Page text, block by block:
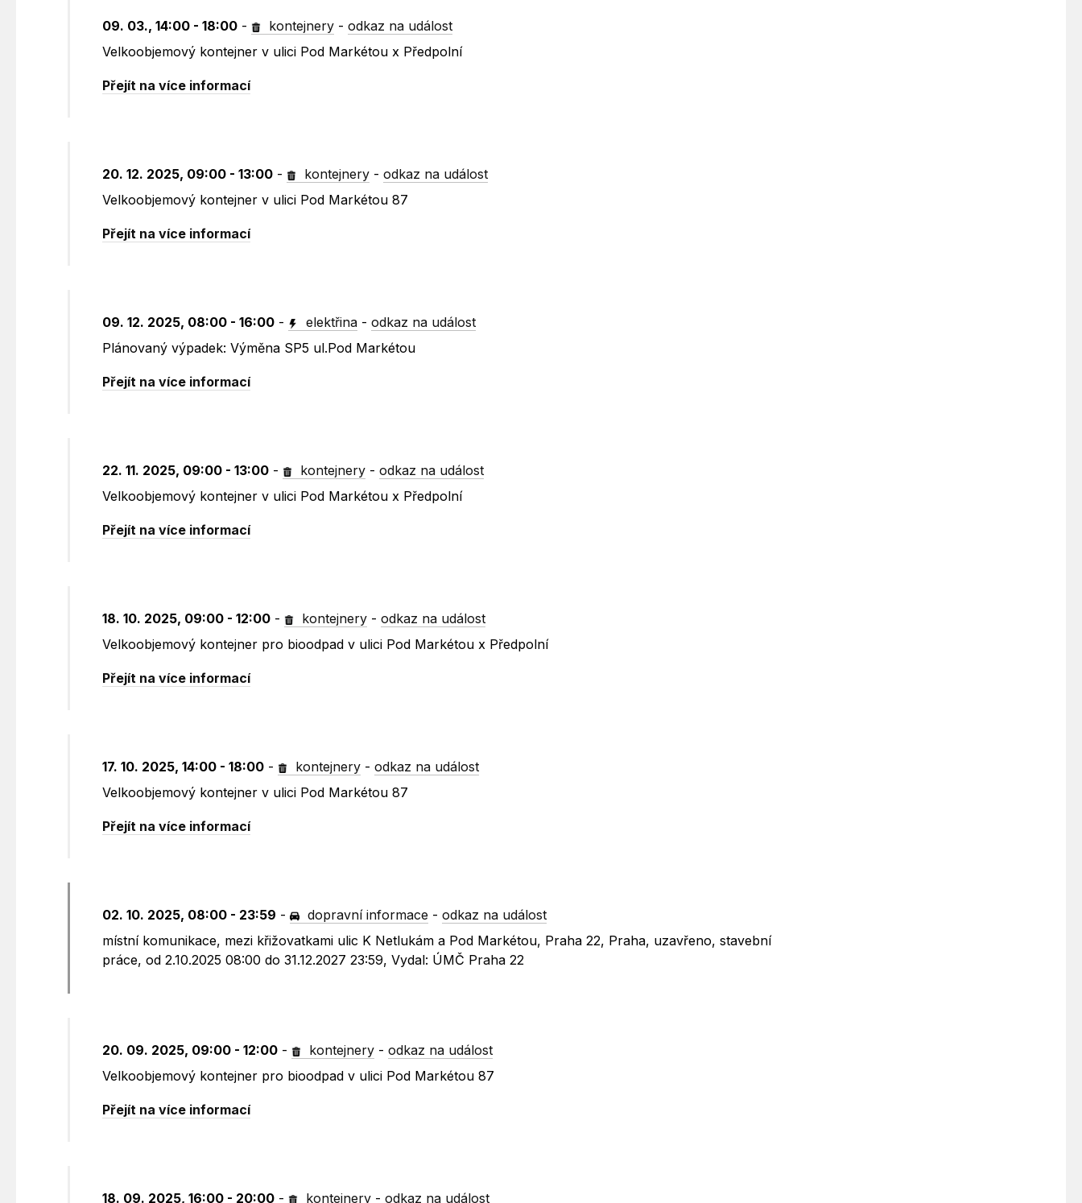
09. 03., 14:00 - 18:00 - kontejnery -odkaz na událost
Velkoobjemový kontejner v ulici Pod Markétou x Předpolní
Přejít na více informací
20. 12. 2025, 09:00 - 13:00 - kontejnery -odkaz na událost
Velkoobjemový kontejner v ulici Pod Markétou 87
Přejít na více informací
09. 12. 2025, 08:00 - 16:00 - elektřina -odkaz na událost
Plánovaný výpadek: Výměna SP5 ul.Pod Markétou
Přejít na více informací
22. 11. 2025, 09:00 - 13:00 - kontejnery -odkaz na událost
Velkoobjemový kontejner v ulici Pod Markétou x Předpolní
Přejít na více informací
18. 10. 2025, 09:00 - 12:00 - kontejnery -odkaz na událost
Velkoobjemový kontejner pro bioodpad v ulici Pod Markétou x Předpolní
Přejít na více informací
17. 10. 2025, 14:00 - 18:00 - kontejnery -odkaz na událost
Velkoobjemový kontejner v ulici Pod Markétou 87
Přejít na více informací
02. 10. 2025, 08:00 - 23:59 - dopravní informace -odkaz na událost
místní komunikace, mezi křižovatkami ulic K Netlukám a Pod Markétou, Praha 22, Praha, uzavřeno, stavební
práce, od 2.10.2025 08:00 do 31.12.2027 23:59, Vydal: ÚMČ Praha 22
20. 09. 2025, 09:00 - 12:00 - kontejnery -odkaz na událost
Velkoobjemový kontejner pro bioodpad v ulici Pod Markétou 87
Přejít na více informací
18. 09. 2025, 16:00 - 20:00 - kontejnery -odkaz na událost